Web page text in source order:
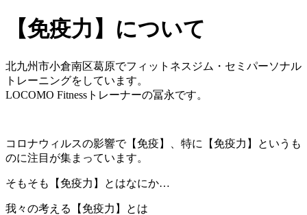
【免疫力】について
北九州市小倉南区葛原でフィットネスジム・セミパーソナル
トレーニングをしています。
LOCOMO Fitnessトレーナーの冨永です。
コロナウィルスの影響で【免疫】、特に【免疫力】というも
のに注目が集まっています。
そもそも【免疫力】とはなにか…
我々の考える【免疫力】とは